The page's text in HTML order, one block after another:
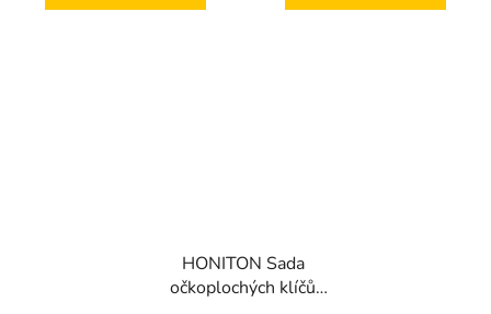
HONITON Sada
očkoplochých klíčů